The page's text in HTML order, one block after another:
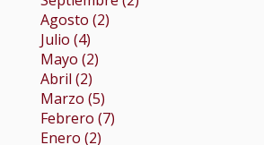
Agosto (2)
Julio (4)
Mayo (2)
Abril (2)
Marzo (5)
Febrero (7)
Enero (2)